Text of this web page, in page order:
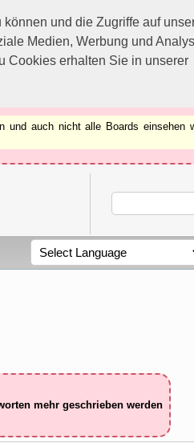
und die Zugriffe auf
Medien, Werbung und
Cookies erhalten Sie in unserer
und auch nicht alle Boards einsehen
mehr geschrieben werden